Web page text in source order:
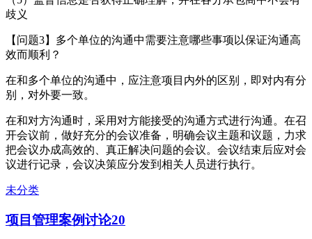
歧义
【问题3】多个单位的沟通中需要注意哪些事项以保证沟通高
效而顺利？
在和多个单位的沟通中，应注意项目内外的区别，即对内有分
别，对外要一致。
在和对方沟通时，采用对方能接受的沟通方式进行沟通。在召
开会议前，做好充分的会议准备，明确会议主题和议题，力求
把会议办成高效的、真正解决问题的会议。会议结束后应对会
议进行记录，会议决策应分发到相关人员进行执行。
未分类
项目管理案例讨论20